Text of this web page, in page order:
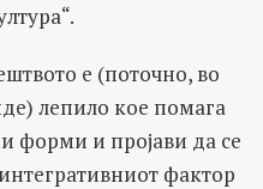
е (поточно, во
лепило кое помага
форми и пројави да се
фактор